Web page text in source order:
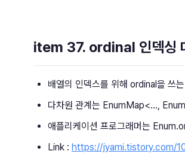
item 37. ordinal 인덱싱
배열의 인덱스를 위해 ordinal을 쓰
다차원 관계는 EnumMap<...,
애플리케이션 프로그래머는
Link : https://jyami.tistory.com/